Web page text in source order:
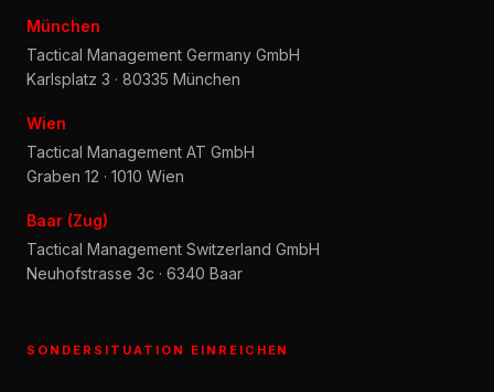
München
Tactical Management Germany GmbH
Karlsplatz 3 · 80335 München
Wien
Tactical Management AT GmbH
Graben 12 · 1010 Wien
Baar (Zug)
Tactical Management Switzerland GmbH
Neuhofstrasse 3c · 6340 Baar
SONDERSITUATION EINREICHEN